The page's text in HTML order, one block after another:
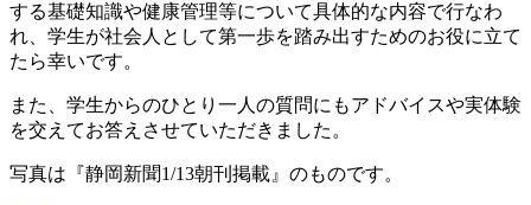
する基礎知識や健康管理等について具体的な内容で行なわ
れ、学生が社会人として第一歩を踏み出すためのお役に立て
たら幸いです。
また、学生からのひとり一人の質問にもアドバイスや実体験
を交えてお答えさせていただきました。
写真は『静岡新聞1/13朝刊掲載』のものです。